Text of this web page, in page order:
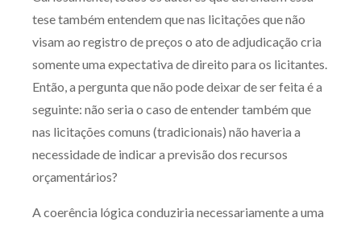
tese também entendem que nas licitações que não
visam ao registro de preços o ato de adjudicação cria
somente uma expectativa de direito para os licitantes.
Então, a pergunta que não pode deixar de ser feita é a
seguinte: não seria o caso de entender também que
nas licitações comuns (tradicionais) não haveria a
necessidade de indicar a previsão dos recursos
orçamentários?
A coerência lógica conduziria necessariamente a uma